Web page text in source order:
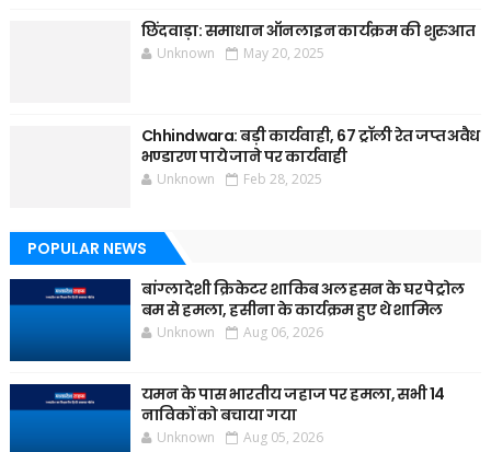
छिंदवाड़ा: समाधान ऑनलाइन कार्यक्रम की शुरुआत
Unknown May 20, 2025
Chhindwara: बड़ी कार्यवाही, 67 ट्रॉली रेत जप्त अवैध
भण्डारण पाये जाने पर कार्यवाही
Unknown Feb 28, 2025
POPULAR NEWS
बांग्लादेशी क्रिकेटर शाकिब अल हसन के घर पेट्रोल
बम से हमला, हसीना के कार्यक्रम हुए थे शामिल
Unknown Aug 06, 2026
यमन के पास भारतीय जहाज पर हमला, सभी 14
नाविकों को बचाया गया
Unknown Aug 05, 2026